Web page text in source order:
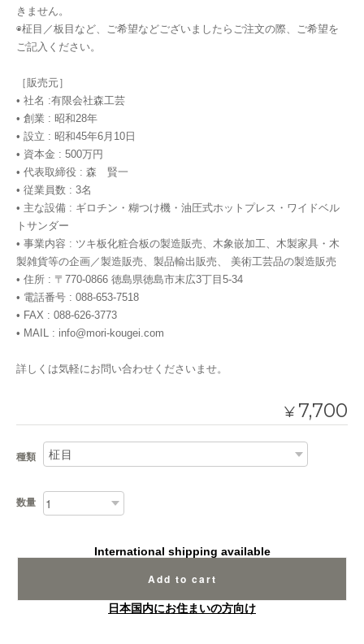
きません。
◉柾目／板目など、ご希望などございましたらご注文の際、ご希望を
ご記入ください。
［販売元］
• 社名 :有限会社森工芸
• 創業 : 昭和28年
• 設立 : 昭和45年6月10日
• 資本金 : 500万円
• 代表取締役 : 森 賢一
• 従業員数 : 3名
• 主な設備 : ギロチン・糊つけ機・油圧式ホットプレス・ワイドベル
トサンダー
• 事業内容 : ツキ板化粧合板の製造販売、木象嵌加工、木製家具・木
製雑貨等の企画／製造販売、製品輸出販売、 美術工芸品の製造販売
• 住所 : 〒770-0866 徳島県徳島市末広3丁目5-34
• 電話番号 : 088-653-7518
• FAX : 088-626-3773
• MAIL : info@mori-kougei.com
詳しくは気軽にお問い合わせくださいませ。
¥ 7,700
種類
数量
International shipping available
Add to cart
日本国内にお住まいの方向け